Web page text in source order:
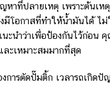
าที่ปลายเหตุ เพราะต้นเหตุ
มีโอกาสที่ทำให้น้ำมันได้ ไ
ะนำว่าเพื่อป้องกันไว้ก่อน
ะเหมาะสมมากที่สุด
การตัดปั๊มติ้ก เวลารถเกิดปั